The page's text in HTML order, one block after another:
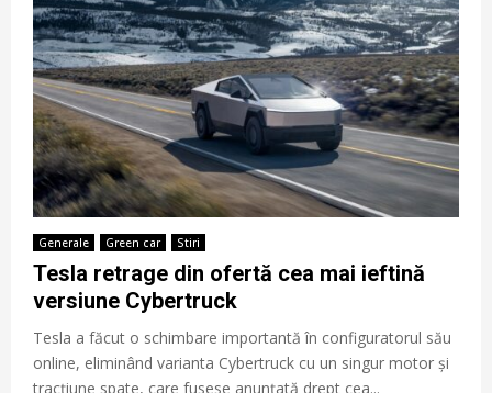
Generale Green car Stiri
Tesla retrage din ofertă cea mai ieftină
versiune Cybertruck
Tesla a făcut o schimbare importantă în configuratorul său
online, eliminând varianta Cybertruck cu un singur motor și
tracțiune spate, care fusese anunțată drept cea...